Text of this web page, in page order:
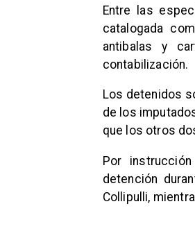
Entre las
catalogada
antibalas y
contabilización.
Los detenidos
de los
que los otros
Por
detención
Collipulli,